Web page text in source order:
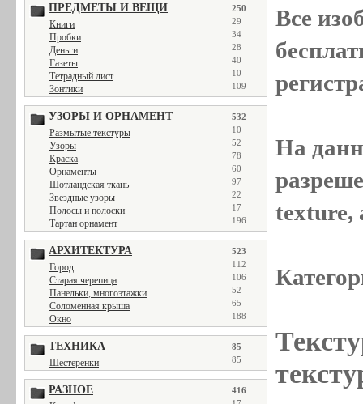
ПРЕДМЕТЫ И ВЕЩИ 250
Книги 29
Пробки 34
Деньги 28
Газеты 40
Тетрадный лист 10
Зонтики 109
УЗОРЫ И ОРНАМЕНТ 532
Размытые текстуры 10
Узоры 52
Краска 78
Орнаменты 60
Шотландская ткань 97
Звездные узоры 22
Полосы и полоски 17
Тартан орнамент 196
АРХИТЕКТУРА 523
Город 112
Старая черепица 106
Панельки, многоэтажки 52
Соломенная крыша 65
Окно 188
ТЕХНИКА 85
Шестеренки 85
РАЗНОЕ 416
Все
На
texture,